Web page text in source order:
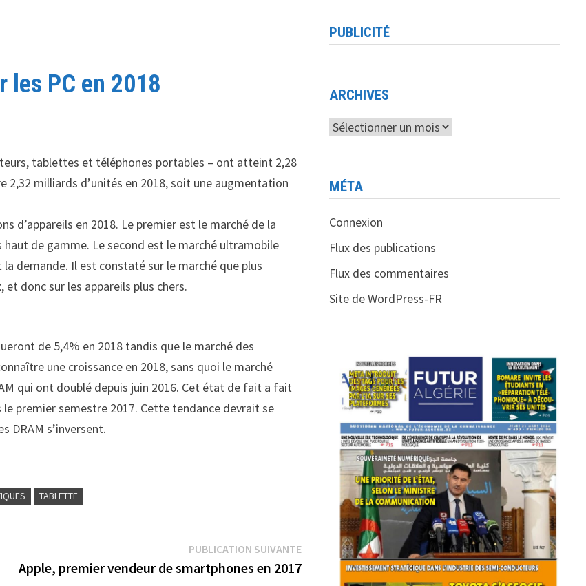
les PC en 2018
tablettes et téléphones portables – ont atteint 2,28
milliards d’unités en 2018, soit une augmentation
d’appareils en 2018. Le premier est le marché de la
de gamme. Le second est le marché ultramobile
demande. Il est constaté sur le marché que plus
donc sur les appareils plus chers.
de 5,4% en 2018 tandis que le marché des
une croissance en 2018, sans quoi le marché
qui ont doublé depuis juin 2016. Cet état de fait a fait
premier semestre 2017. Cette tendance devrait se
DRAM s’inversent.
TABLETTE
PUBLICATION SUIVANTEPublication
suivante :
Apple, premier vendeur de smartphones en 2017
PUBLICITÉ
ARCHIVES
Archives
MÉTA
Connexion
Flux des publications
Flux des commentaires
Site de WordPress-FR